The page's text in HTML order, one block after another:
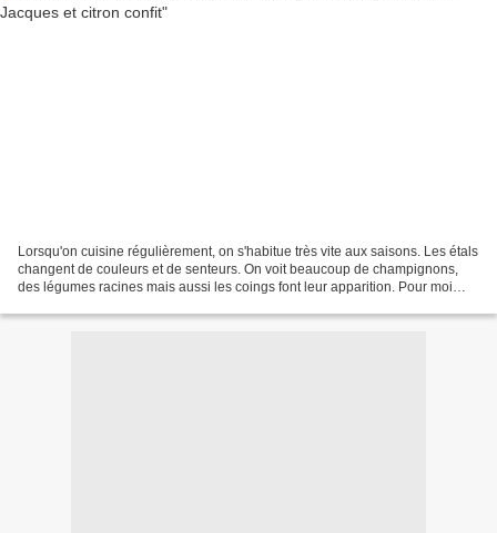
Lorsqu'on cuisine régulièrement, on s'habitue très vite aux saisons. Les étals
changent de couleurs et de senteurs. On voit beaucoup de champignons,
des légumes racines mais aussi les coings font leur apparition. Pour moi